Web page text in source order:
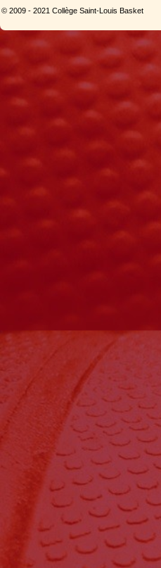
© 2009 - 2021 Collège Saint-Louis Basket